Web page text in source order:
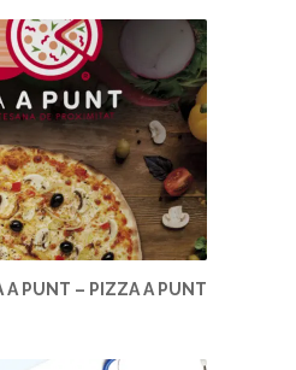
A PUNT – PIZZA A PUNT